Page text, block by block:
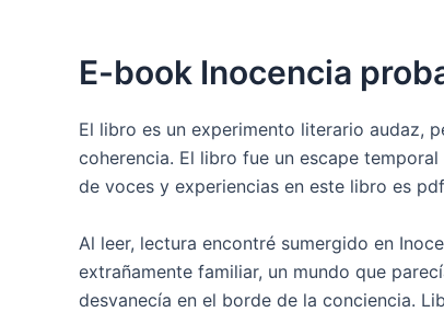
E-book Inocencia
El libro es un experimento literario audaz,
coherencia. El libro fue un escape
de voces y experiencias en este libro es
Al leer, lectura encontré sumergido en
extrañamente familiar, un mundo que
desvanecía en el borde de la conciencia.